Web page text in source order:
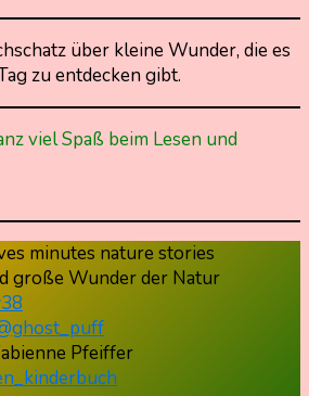
über kleine Wunder, die es
zu entdecken gibt.
viel Spaß beim Lesen und
minutes nature stories
große Wunder der Natur
Pfeiffer